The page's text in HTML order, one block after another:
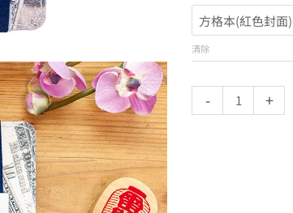
清除
- +